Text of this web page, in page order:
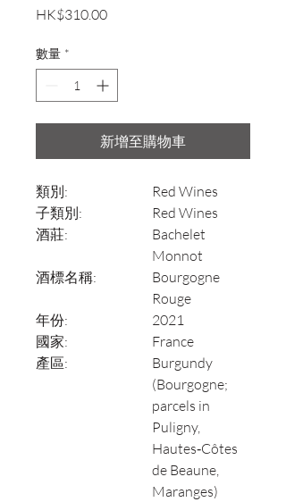
HK$310.00價
數量 *
新增至購物車
類別:
Red Wines
子類別:
Red Wines
酒莊:
Bachelet
Monnot
酒標名稱:
Bourgogne
Rouge
年份:
2021
國家:
France
產區:
Burgundy
(Bourgogne;
parcels in
Puligny,
Hautes‑Côtes
de Beaune,
Maranges)